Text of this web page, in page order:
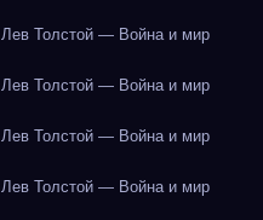
Лев Толстой — Война и мир
Лев Толстой — Война и мир
Лев Толстой — Война и мир
Лев Толстой — Война и мир